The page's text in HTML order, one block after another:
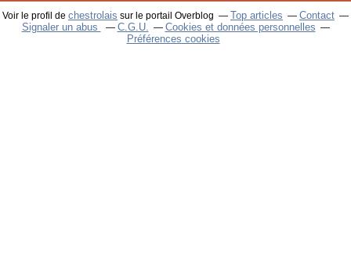
Voir le profil de chestrolais sur le portail Overblog Top articles
Contact
Signaler un abus
C.G.U.
Cookies et données personnelles
Préférences cookies